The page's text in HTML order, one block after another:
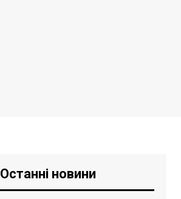
Останні новини